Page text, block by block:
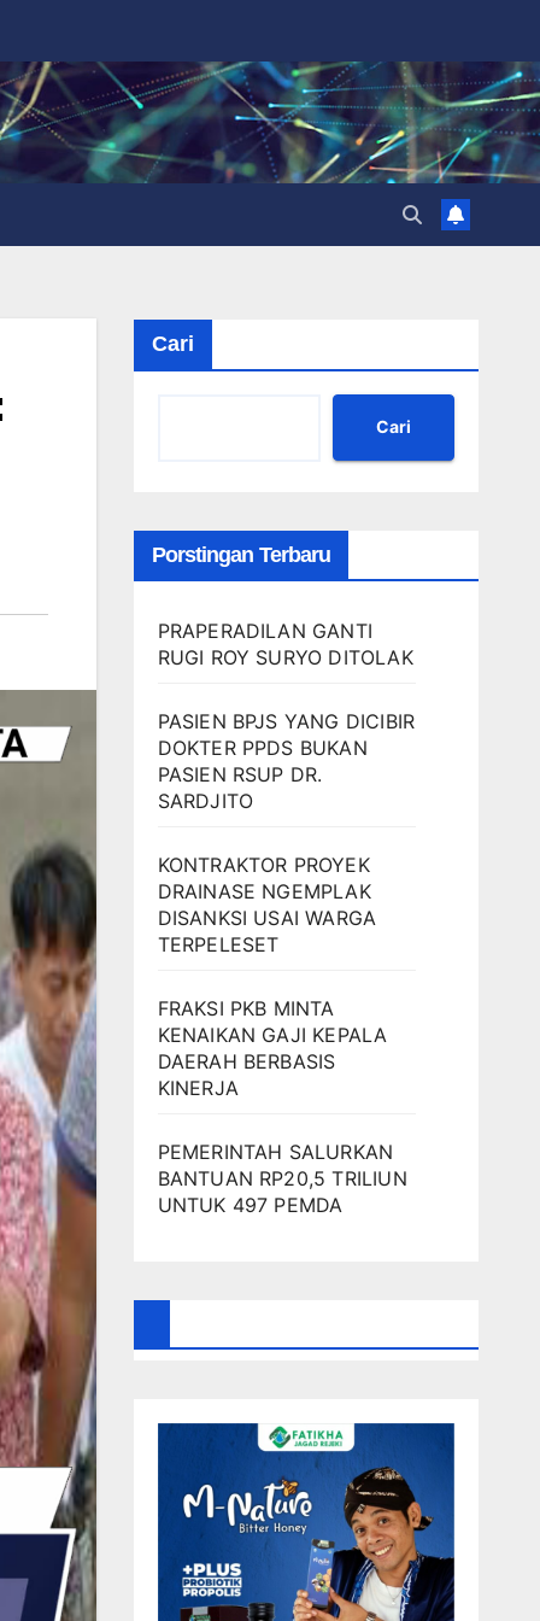
Cari
Cari
Porstingan Terbaru
PRAPERADILAN GANTI
RUGI ROY SURYO DITOLAK
PASIEN BPJS YANG DICIBIR
DOKTER PPDS BUKAN
PASIEN RSUP DR.
SARDJITO
KONTRAKTOR PROYEK
DRAINASE NGEMPLAK
DISANKSI USAI WARGA
TERPELESET
FRAKSI PKB MINTA
KENAIKAN GAJI KEPALA
DAERAH BERBASIS
KINERJA
PEMERINTAH SALURKAN
BANTUAN RP20,5 TRILIUN
UNTUK 497 PEMDA